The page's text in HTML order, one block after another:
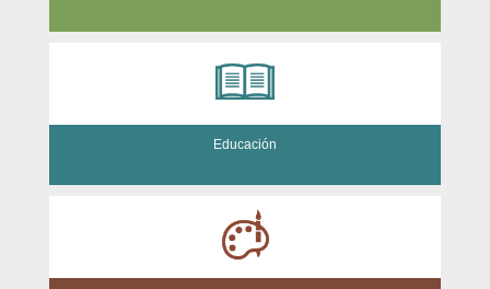
Educación